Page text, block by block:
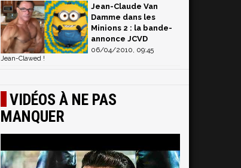
Jean-Claude Van
Damme dans les
Minions 2 : la bande-
annonce JCVD
06/04/2010, 09:45
Jean-Clawed !
VIDÉOS À NE PAS
MANQUER